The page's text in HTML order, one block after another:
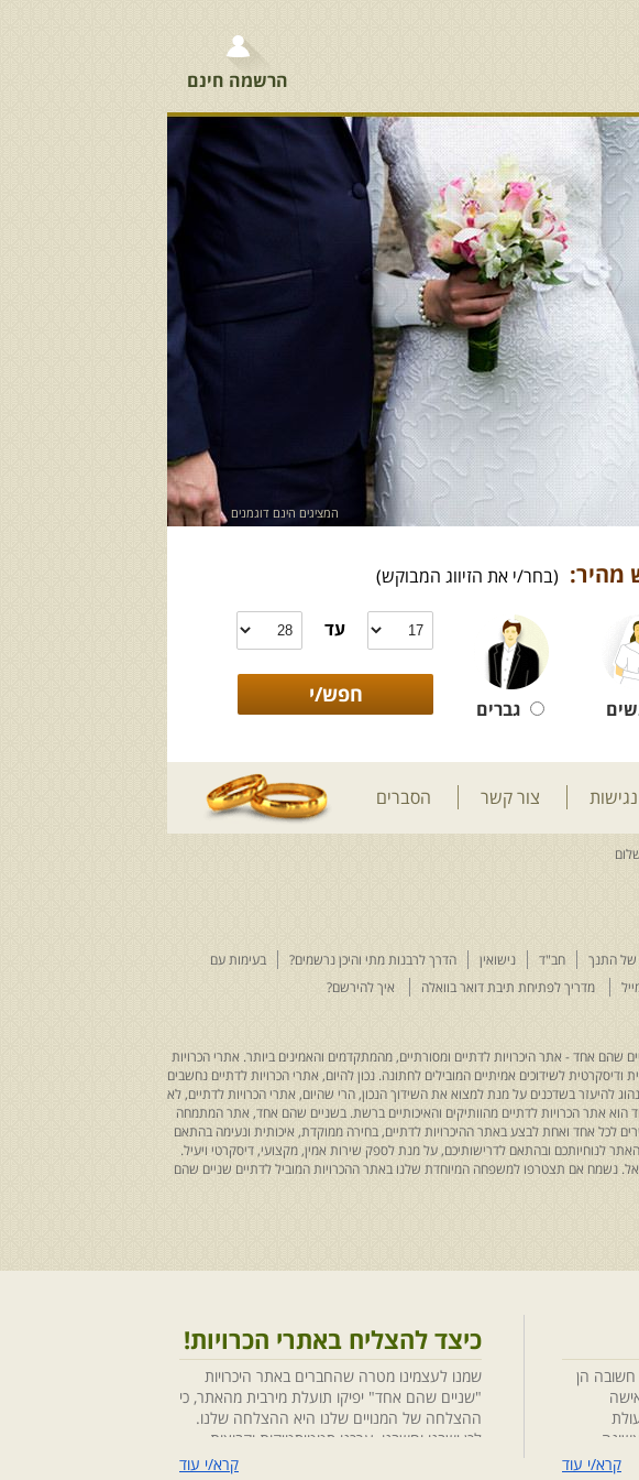
הרשמה חינם
המציגים הינם דוגמנים
מהיר: (בחר/י את הזיווג המבוקש)
גברים
עד
צור קשר הסברים
של התנך חב"ד נישואין הדרך לרבנות מתי והיכן נרשמים?
בעימות עם
מדריך לפתיחת תיבת דואר בוואלה
איך להירשם?
אחד - אתר היכרויות לדתיים ומסורתיים, מהמתקדמים והאמינים ביותר. אתרי הכרויות
לשידוכים אמיתיים המובילים לחתונה. נכון להיום, אתרי הכרויות לדתיים נחשבים
להיעזר בשדכנים על מנת למצוא את השידוך הנכון, הרי שהיום, אתרי הכרויות לדתיים, לא
הוא אתר הכרויות לדתיים מהוותיקים והאיכותיים ברשת. בשניים שהם אחד, אתר המתמחה
לכל אחד ואחת לבצע באתר ההיכרויות לדתיים, בחירה ממוקדת, איכותית ונעימה בהתאם
לנוחיותכם ובהתאם לדרישותיכם, על מנת לספק שירות אמין, מקצועי, דיסקרטי ויעיל.
נשמח אם תצטרפו למשפחה המיוחדת שלנו באתר ההכרויות המוביל לדתיים שניים שהם
הן
קרא/י עוד
כיצד להצליח באתרי הכרויות!
שמנו לעצמינו מטרה שהחברים באתר היכרויות
"שניים שהם אחד" יפיקו תועלת מירבית מהאתר, כי
ההצלחה של המנויים שלנו היא ההצלחה שלנו.
לכן ישבנו וחשבנו ,ערכנו סטטיסטיקות וקבוצות
מיקוד, בחנו התנהגויות ומגמות והמסקנה החדקרא/י עוד